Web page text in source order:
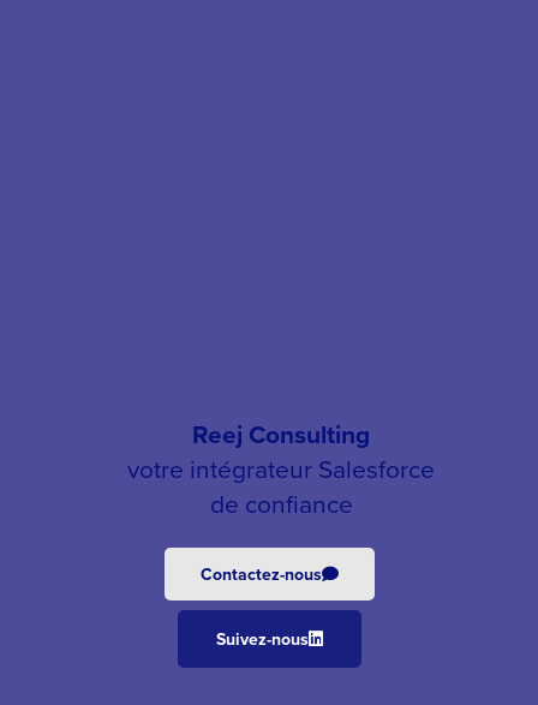
Suivez-nous
Reej Consulting
votre intégrateur Salesforce
de confiance
Contactez-nous